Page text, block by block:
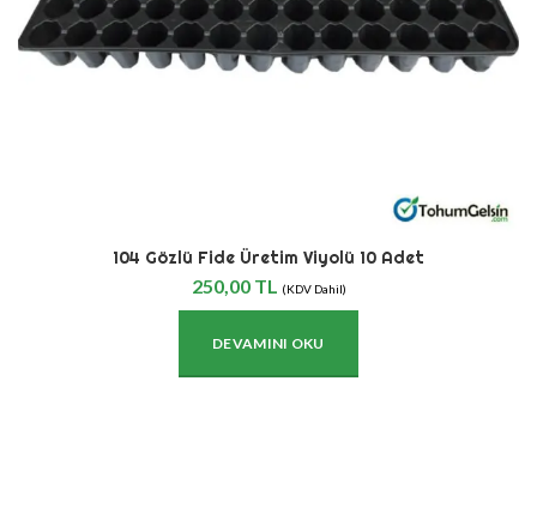
104 Gözlü Fide Üretim Viyolü 10 Adet
250,00TL (KDV Dahil)
DEVAMINI OKU